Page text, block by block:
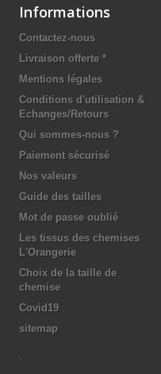
Informations
Contactez-nous
Livraison offerte *
Mentions légales
Conditions d'utilisation &
Echanges/Retours
Qui sommes-nous ?
Paiement sécurisé
Nos valeurs
Guide des tailles
Mot de passe oublié
Les tissus des chemises
L'Orangerie
Choix de la taille de
chemise
Covid19
sitemap
.